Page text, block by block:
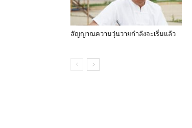
สัญญาณความวุ่นวายกำลังจะเริ่มแล้ว